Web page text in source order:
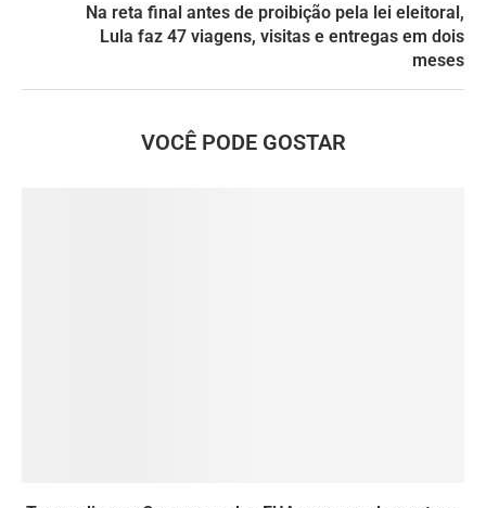
Na reta final antes de proibição pela lei eleitoral,
Lula faz 47 viagens, visitas e entregas em dois
meses
VOCÊ PODE GOSTAR